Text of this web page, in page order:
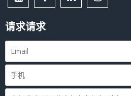
请求请求